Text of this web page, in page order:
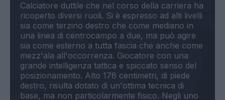
Calciatore duttile che nel corso della carriera ha
ricoperto diversi ruoli. Si è espresso ad alti livelli
sia come terzino destro che come mediano in
una linea di centrocampo a due, ma può agire
sia come esterno a tutta fascia che anche come
mezz'ala all'occorrenza. Giocatore con una
grande intelligenza tattica e spiccato senso del
posizionamento. Alto 178 centimetri, di piede
destro, risulta dotato di un'ottima tecnica di
base, ma non particolarmente fisico. Negli uno